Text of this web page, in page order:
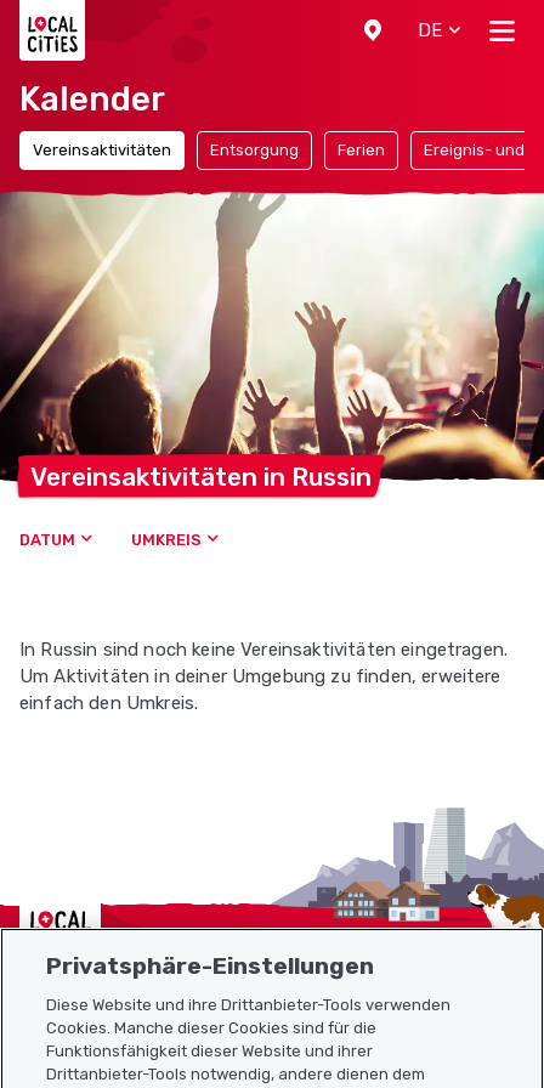
DE
Kalender
Vereinsaktivitäten Entsorgung Ferien Ereignis- und
Vereinsaktivitäten in Russin
DATUM UMKREIS
In Russin sind noch keine Vereinsaktivitäten eingetragen.
Um Aktivitäten in deiner Umgebung zu finden, erweitere
einfach den Umkreis.
Localcities
Sitemap
Privatsphäre-Einstellungen
Diese Website und ihre Drittanbieter-Tools verwenden
Cookies. Manche dieser Cookies sind für die
Funktionsfähigkeit dieser Website und ihrer
Drittanbieter-Tools notwendig, andere dienen dem